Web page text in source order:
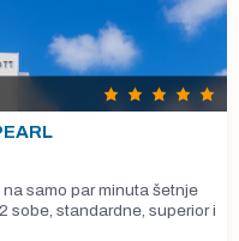
samo par minuta šetnje
sobe, standardne, superior i